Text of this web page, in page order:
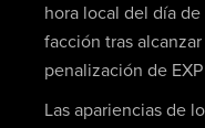
hora local del día
facción tras
penalización de
Las apariencias de